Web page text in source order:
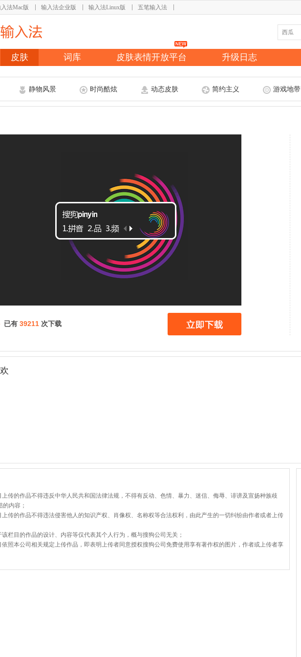
法Mac版 输入法企业版 输入法Linux版 五笔输入法
皮肤 词库 皮肤表情开放平台 升级日志
静物风景 时尚酷炫 动态皮肤 简约主义 游戏地带
已有 39211 次下载
上传的作品不得违反中华人民共和国法律法规，不得有反动、色情、暴力、迷信、侮辱、诽谤及宣扬种族歧
内容；
传的作品不得违法侵害他人的知识产权、肖像权、名称权等合法权利，由此产生的一切纠纷由作者或者上传
栏目的作品的设计、内容等仅代表其个人行为，概与搜狗公司无关；
照本公司相关规定上传作品，即表明上传者同意授权搜狗公司免费使用享有著作权的图片，作者或上传者享